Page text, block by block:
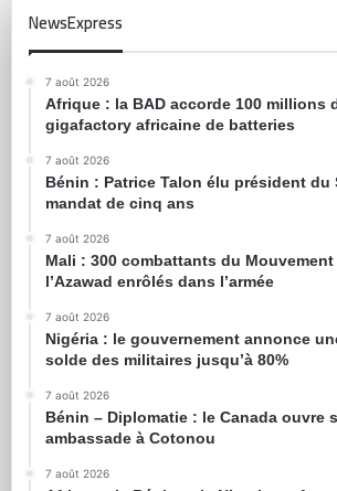
NewsExpress
7 août 2026
Afrique : la BAD accorde 100 millions
gigafactory africaine de batteries
7 août 2026
Bénin : Patrice Talon élu président du
mandat de cinq ans
7 août 2026
Mali : 300 combattants du
l’Azawad enrôlés dans l’armée
7 août 2026
Nigéria : le gouvernement annonce
solde des militaires jusqu’à 80%
7 août 2026
Bénin – Diplomatie : le Canada ouvre
ambassade à Cotonou
7 août 2026